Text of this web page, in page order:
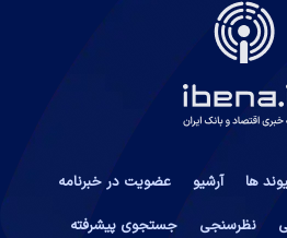
ها آرشیو
عضویت در خبرنامه
نظرسنجی جستجوی پیشرفته